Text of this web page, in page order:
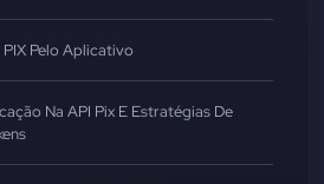
Pelo Aplicativo
Na API Pix E Estratégias De